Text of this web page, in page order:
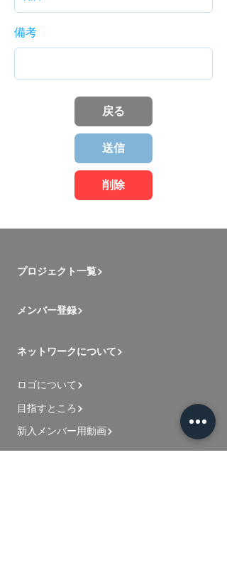
備考
戻る
送信
削除
プロジェクト一覧
メンバー登録
ネットワークについて
ロゴについて
目指すところ
新入メンバー用動画